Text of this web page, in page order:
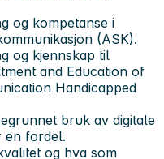
og kompetanse i
(ASK).
og kjennskap til
and Education of
Handicapped
bruk av digitale
en fordel.
og hva som